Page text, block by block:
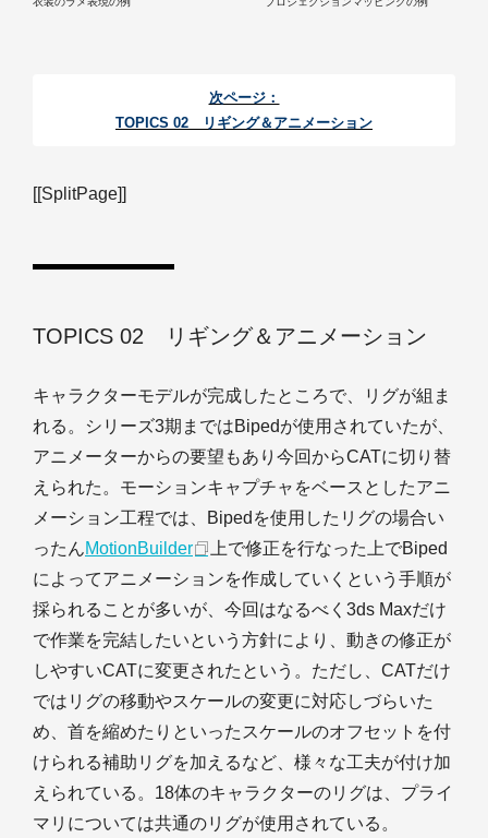
次ページ：
TOPICS 02 リギング＆アニメーション
[[SplitPage]]
TOPICS 02 リギング＆アニメーション
キャラクターモデルが完成したところで、リグが組ま
れる。シリーズ3期まではBipedが使用されていたが、
アニメーターからの要望もあり今回からCATに切り替
えられた。モーションキャプチャをベースとしたアニ
メーション工程では、Bipedを使用したリグの場合い
ったんMotionBuilder
上で修正を行なった上でBiped
によってアニメーションを作成していくという手順が
採られることが多いが、今回はなるべく3ds Maxだけ
で作業を完結したいという方針により、動きの修正が
しやすいCATに変更されたという。ただし、CATだけ
ではリグの移動やスケールの変更に対応しづらいた
め、首を縮めたりといったスケールのオフセットを付
けられる補助リグを加えるなど、様々な工夫が付け加
えられている。18体のキャラクターのリグは、プライ
マリについては共通のリグが使用されている。